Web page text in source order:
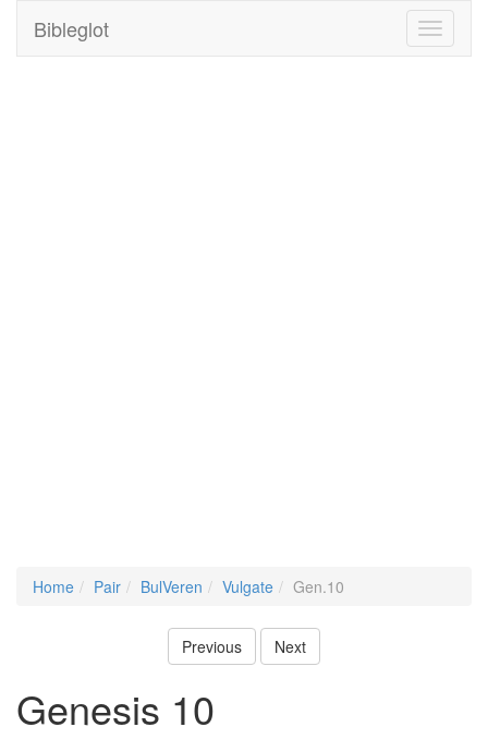
Toggle
Bibleglot
Home Pair BulVeren Vulgate Gen.10
Previous Next
Genesis 10